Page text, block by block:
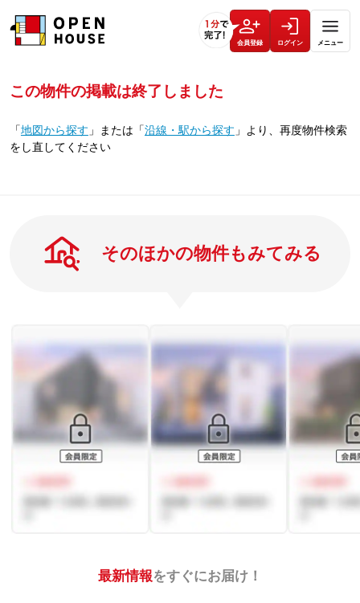
会員登録 ログイン メニュー
この物件の掲載は終了しました
「地図から探す 」 または 「沿線・駅から探す 」 より、再度物件検索
をし直してください
そのほかの物件もみてみる
最新情報をすぐにお届け！